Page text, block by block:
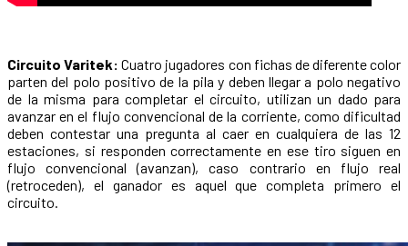
Circuito Varitek: Cuatro jugadores con fichas de diferente color
parten del polo positivo de la pila y deben llegar a polo negativo
de la misma para completar el circuito, utilizan un dado para
avanzar en el flujo convencional de la corriente, como dificultad
deben contestar una pregunta al caer en cualquiera de las 12
estaciones, si responden correctamente en ese tiro siguen en
flujo convencional (avanzan), caso contrario en flujo real
(retroceden), el ganador es aquel que completa primero el
circuito.